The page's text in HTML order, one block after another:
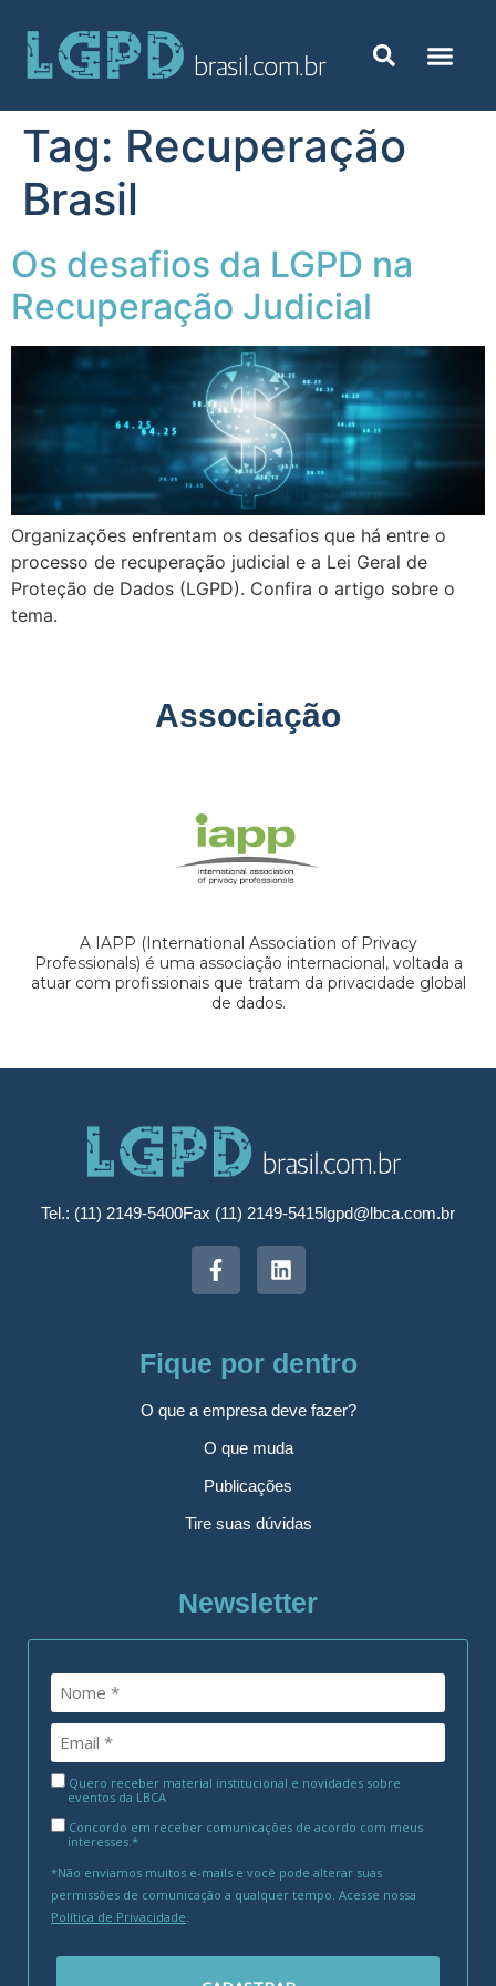
Tag: Recuperação
Brasil
Os desafios da LGPD na
Recuperação Judicial
Organizações enfrentam os desafios que há entre o
processo de recuperação judicial e a Lei Geral de
Proteção de Dados (LGPD). Confira o artigo sobre o
tema.
Associação
A IAPP (International Association of Privacy
Professionals) é uma associação internacional, voltada a
atuar com profissionais que tratam da privacidade global
de dados.
Tel.: (11) 2149-5400Fax (11) 2149-5415lgpd@lbca.com.br
Fique por dentro
O que a empresa deve fazer?
O que muda
Publicações
Tire suas dúvidas
Newsletter
Quero receber material institucional e novidades sobre
eventos da LBCA
Concordo em receber comunicações de acordo com meus
interesses.*
*Não enviamos muitos e-mails e você pode alterar suas
permissões de comunicação a qualquer tempo. Acesse nossa
Política de Privacidade